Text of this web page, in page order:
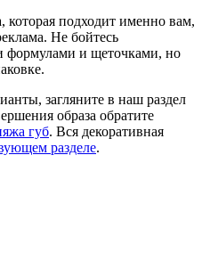
подходит именно вам,
Не бойтесь
формулами и щеточками, но
загляните в наш раздел
образа обратите
губ. Вся декоративная
разделе.